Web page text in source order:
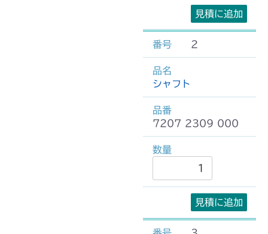
見積に追加
2
シャフト
7207 2309 000
見積に追加